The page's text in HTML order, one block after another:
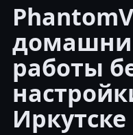
работы
Иркутске